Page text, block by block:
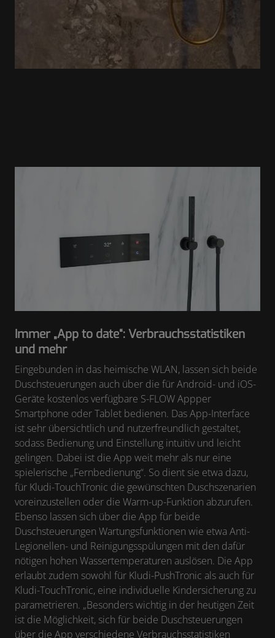
Immer „App to date“: Verbrauchsstatistiken
und mehr
Eingebunden in das heimische WLAN, lassen sich beide
Duschsteuerungen auch über die für Android- und iOS-
Geräte kostenlos verfügbare S-FLOW Appper
Smartphone oder Tablet bedienen. Das App-Interface
ist sehr übersichtlich und nutzerfreundlich gestaltet,
sodass Bedienung und Einstellung intuitiv und leicht
gelingen. Dabei ist die App weit mehr als nur eine
spielerische „Fernbedienung“. So dient sie etwa dazu,
für Kludi-TouchTronic die gewünschten Duschszenarien
voreinzustellen oder die Warm-up-Funktion abzurufen.
Ebenso lassen sich über die App für beide
Duschsteuerungen Wartungsfunktionen wie etwa Anti-
Legionellen- und Reinigungsspülungen mit den dafür
nötigen hohen Wassertemperaturen auslösen. Die App
erlaubt zudem sowohl für Kludi-PushTronic als auch für
Kludi-TouchTronic, eine individuelle Kindersicherung zu
parametrieren. „Besonders wichtig in der heutigen Zeit
ist die Möglichkeit, sich für beide Duschsteuerungen
über die App verschiedene Verbrauchsstatistiken